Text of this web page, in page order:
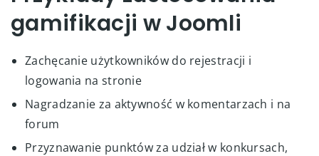
gamifikacji w Joomli
Zachęcanie użytkowników do rejestracji i
logowania na stronie
Nagradzanie za aktywność w komentarzach i na
forum
Przyznawanie punktów za udział w konkursach,